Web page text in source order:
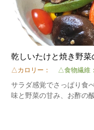
乾しいたけと焼き野菜
△カロリー： △食物繊維：
サラダ感覚でさっぱり食
味と野菜の甘み、お酢の